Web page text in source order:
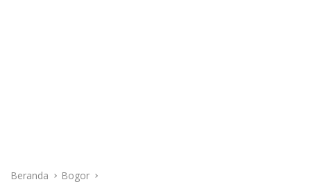
Beranda Bogor